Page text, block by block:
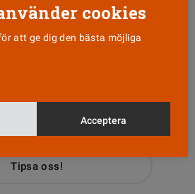
senaste numret
Tipsa oss!
cookies
att ge dig den bästa möjliga
Acceptera